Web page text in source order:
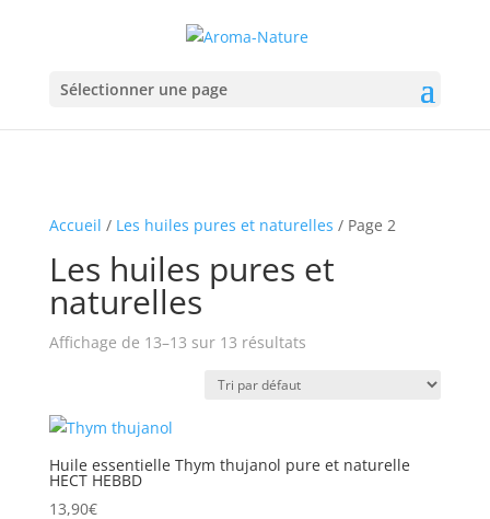
Sélectionner une page
Accueil / Les huiles pures et naturelles / Page 2
Les huiles pures et
naturelles
Affichage de 13–13 sur 13 résultats
Huile essentielle Thym thujanol pure et naturelle
HECT HEBBD
13,90€